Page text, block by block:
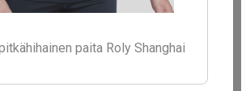
paita Roly Shanghai